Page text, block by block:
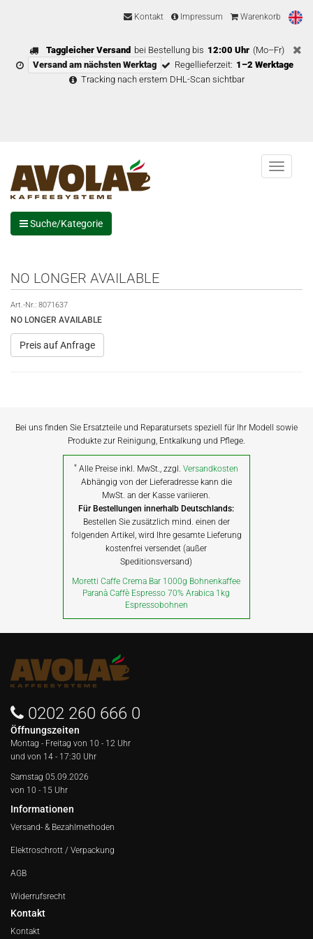
Kontakt Impressum Warenkorb
Taggleicher Versand bei Bestellung bis 12:00 Uhr (Mo–Fr)
Versand am nächsten Werktag
Regellieferzeit: 1–2 Werktage
Tracking nach erstem DHL-Scan sichtbar
Menu
Suche/Kategorie
NO LONGER AVAILABLE
Art.-Nr.: 8071637
NO LONGER AVAILABLE
Preis auf Anfrage
Bei uns finden Sie Ersatzteile und Reparatursets speziell für Ihr Modell sowie
Produkte zur Reinigung, Entkalkung und Pflege.
* Alle Preise inkl. MwSt., zzgl.Versandkosten
Abhängig von der Lieferadresse kann die
MwSt. an der Kasse variieren.
Für Bestellungen innerhalb Deutschlands:
Bestellen Sie zusätzlich mind. einen der
folgenden Artikel, wird Ihre gesamte Lieferung
kostenfrei versendet (außer
Speditionsversand)
Moretti Caffe Crema Bar 1000g Bohnenkaffee
Paranà Caffè Espresso 70% Arabica 1kg
Espressobohnen
0202 260 666 0
Öffnungszeiten
Montag - Freitag von 10 - 12 Uhr
und von 14 - 17:30 Uhr
Samstag 05.09.2026
von 10 - 15 Uhr
Informationen
Versand- & Bezahlmethoden
Elektroschrott / Verpackung
AGB
Widerrufsrecht
Kontakt
Kontakt